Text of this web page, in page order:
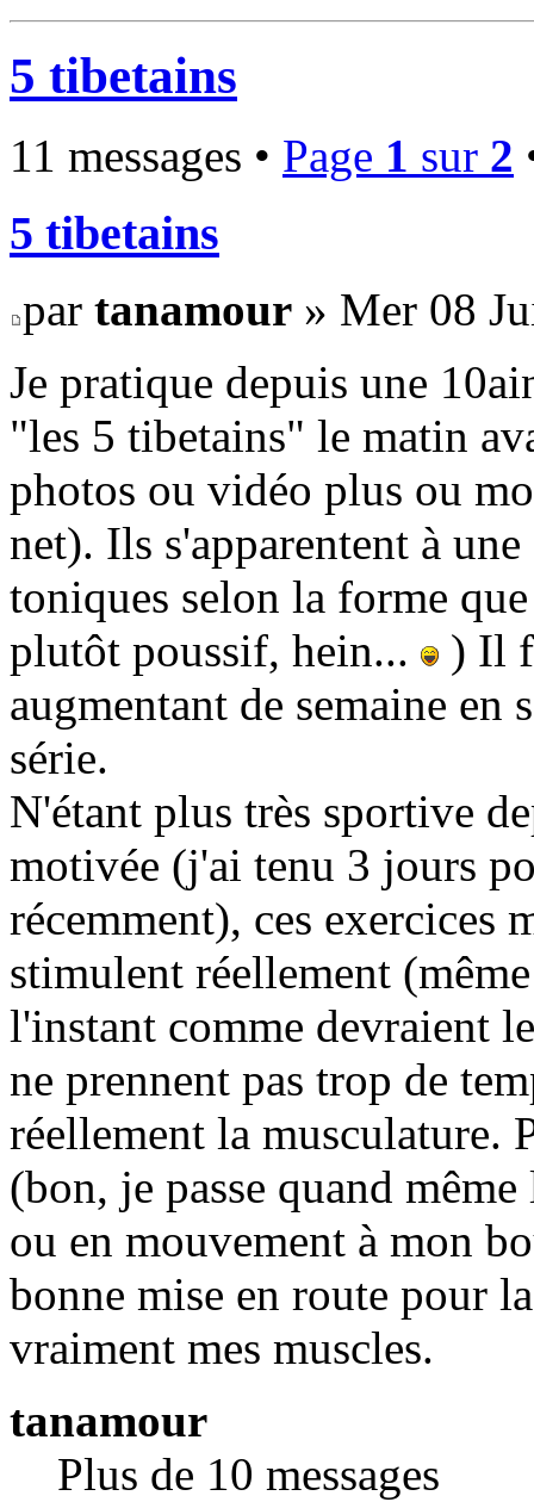
5 tibetains
11 messages • Page 1 sur 2
5 tibetains
par tanamour » Mer 08
Je pratique depuis une
"les 5 tibetains" le matin
photos ou vidéo plus ou
net). Ils s'apparentent à
toniques selon la forme
plutôt poussif, hein...
) Il
augmentant de semaine en
série.
N'étant plus très sportive
motivée (j'ai tenu 3 jours
récemment), ces exercices
stimulent réellement
l'instant comme devraient
ne prennent pas trop de
réellement la musculature.
(bon, je passe quand
ou en mouvement à mon
bonne mise en route pour
vraiment mes muscles.
tanamour
Plus de 10 messages